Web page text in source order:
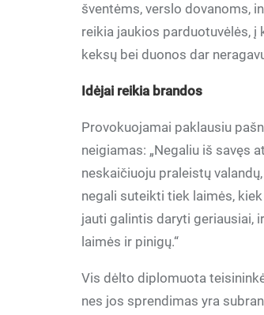
šventėms, verslo dovanoms,
reikia jaukios parduotuvėlės,
keksų bei duonos dar
Idėjai reikia brandos
Provokuojamai paklausiu
neigiamas: „Negaliu iš savęs
neskaičiuoju praleistų
negali suteikti tiek laimės,
jauti galintis daryti geriausiai,
laimės ir pinigų.“
Vis dėlto diplomuota
nes jos sprendimas yra